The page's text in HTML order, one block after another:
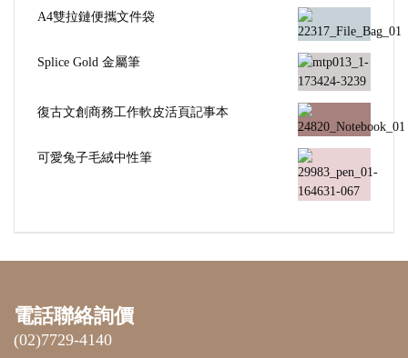
A4雙拉鏈便攜文件袋
Splice Gold 金屬筆
復古文創商務工作軟皮活頁記事本
可愛兔子毛絨中性筆
電話聯絡詢價
(02)7729-4140